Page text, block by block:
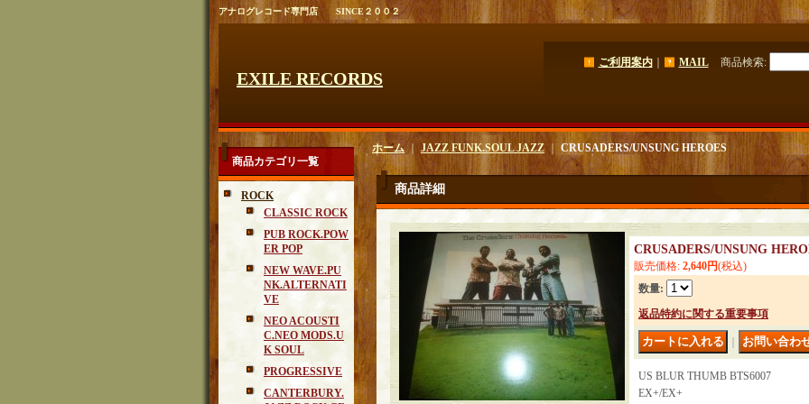
アナログレコード専門店 SINCE２００２
EXILE RECORDS
ご利用案内｜ MAIL 商品検索:
商品カテゴリ一覧
ROCK
CLASSIC ROCK
PUB ROCK.POW
ER POP
NEW WAVE.PU
NK.ALTERNATI
VE
NEO ACOUSTI
C.NEO MODS.U
K SOUL
PROGRESSIVE
CANTERBURY.
ホーム｜ JAZZ FUNK.SOUL JAZZ ｜CRUSADERS/UNSUNG HEROES
商品詳細
CRUSADERS/UNSUNG
販売価格: 2,640円(税込)
数量:
返品特約に関する重要事項
US BLUR THUMB BTS6007
EX+/EX+